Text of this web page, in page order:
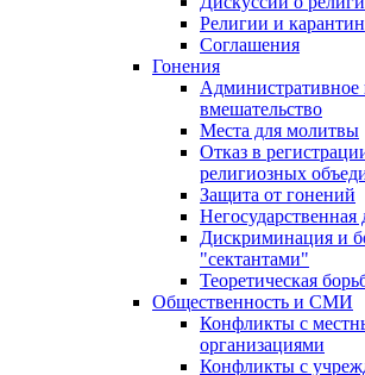
Религии и карантин
Соглашения
Гонения
Административное
вмешательство
Места для молитвы
Отказ в
религиозных
Защита от гонений
Дискриминация и
"сектантами"
Теоретическая
Общественность и СМИ
Конфликты с
организациями
Конфликты с